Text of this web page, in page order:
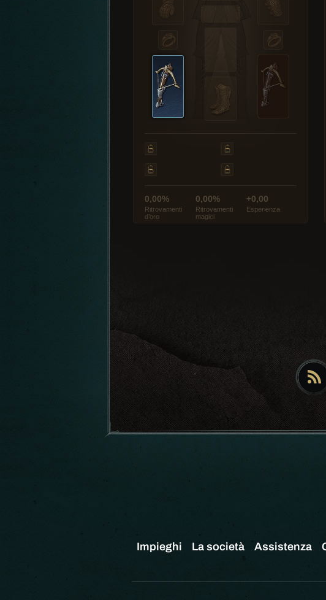
0,00%
Ritrovamenti
d’oro
0,00%
Ritrovamenti
magici
+0,00
Esperienza